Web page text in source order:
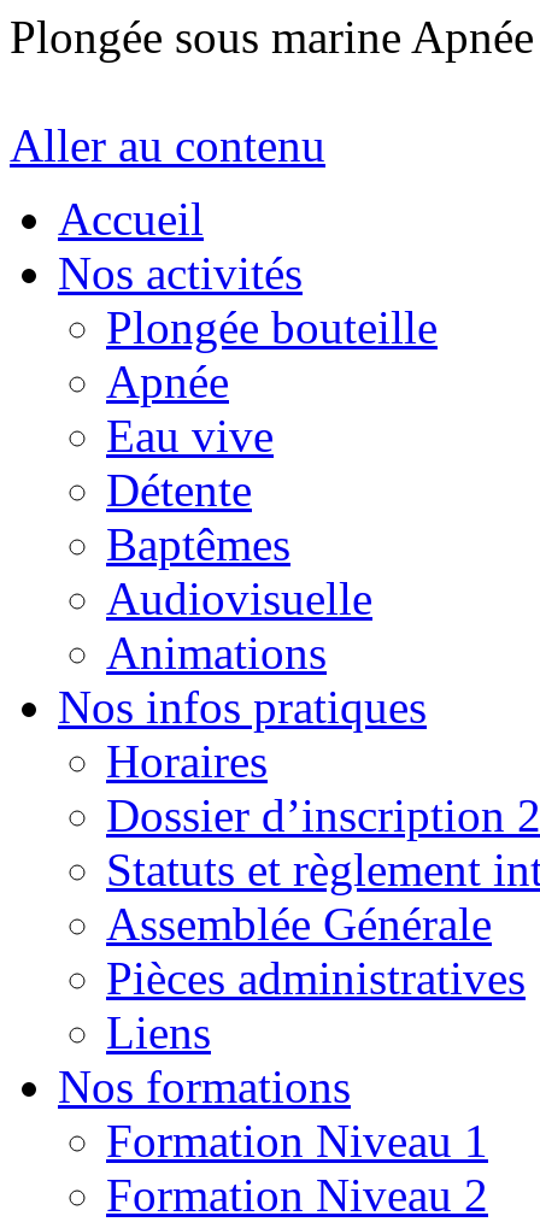
Plongée sous marine
Aller au contenu
Accueil
Nos activités
Plongée bouteille
Apnée
Eau vive
Détente
Baptêmes
Audiovisuelle
Animations
Nos infos pratiques
Horaires
Dossier d’inscription
Statuts et règlement
Assemblée Générale
Pièces administratives
Liens
Nos formations
Formation Niveau 1
Formation Niveau 2